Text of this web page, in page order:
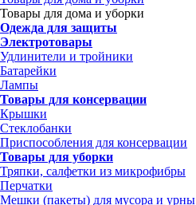
Товары для дома и уборки
Одежда для защиты
Электротовары
Удлинители и тройники
Батарейки
Лампы
Товары для консервации
Крышки
Стеклобанки
Приспособления для консервации
Товары для уборки
Тряпки, салфетки из микрофибры
Перчатки
Мешки (пакеты) для мусора и урны